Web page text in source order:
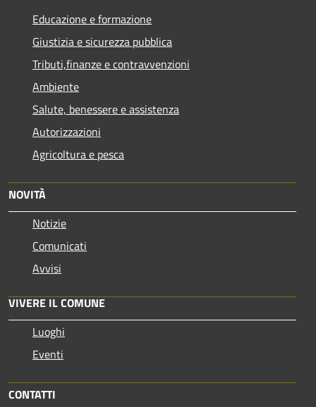
Educazione e formazione
Giustizia e sicurezza pubblica
Tributi,finanze e contravvenzioni
Ambiente
Salute, benessere e assistenza
Autorizzazioni
Agricoltura e pesca
NOVITÀ
Notizie
Comunicati
Avvisi
VIVERE IL COMUNE
Luoghi
Eventi
CONTATTI